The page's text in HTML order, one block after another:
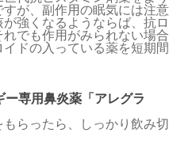
が、副作用の眠気には注意
強くなるようならば、抗ロ
でも作用がみられない場合
ドの入っている薬を短期間
専用鼻炎薬「アレグラ
らったら、しっかり飲み切